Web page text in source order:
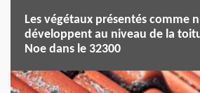
Les végétaux présentés comme
développent au niveau de la
Noe dans le 32300